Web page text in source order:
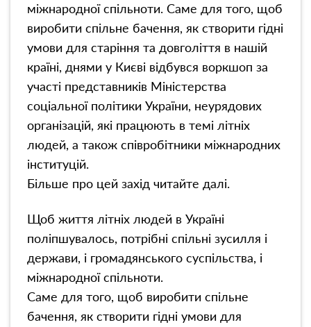
міжнародної спільноти. Саме для того, щоб
виробити спільне бачення, як створити гідні
умови для старіння та довголіття в нашій
країні, днями у Києві відбувся воркшоп за
участі представників Міністерства
соціальної політики України, неурядових
організацій, які працюють в темі літніх
людей, а також співробітники міжнародних
інституцій.
Більше про цей захід читайте далі.
Щоб життя літніх людей в Україні
поліпшувалось, потрібні спільні зусилля і
держави, і громадянського суспільства, і
міжнародної спільноти.
Саме для того, щоб виробити спільне
бачення, як створити гідні умови для